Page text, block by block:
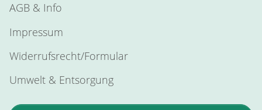
AGB & Info
Impressum
Widerrufsrecht/Formular
Umwelt & Entsorgung